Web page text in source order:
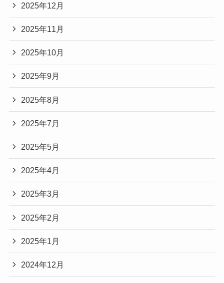
2025年12月
2025年11月
2025年10月
2025年9月
2025年8月
2025年7月
2025年5月
2025年4月
2025年3月
2025年2月
2025年1月
2024年12月